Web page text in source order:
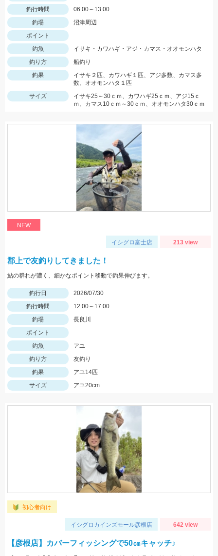
釣行時間
06:00～13:00
釣場
沼津周辺
ポイント
釣魚
イサキ・カワハギ・アジ・カマス・オオモンハタ
釣り方
船釣り
釣果
イサキ２匹、カワハギ１匹、アジ多数、カマス多
数、オオモンハタ１匹
サイズ
イサキ25～30ｃｍ、カワハギ25ｃｍ、アジ15ｃ
ｍ、カマス10ｃｍ～30ｃｍ、オオモンハタ30ｃｍ
NEW
イシグロ富士店 213 view
郡上で友釣りしてきました！
鮎の群れが濃く、細かなポイント移動で釣果伸びます。
釣行日
2026/07/30
釣行時間
12:00～17:00
釣場
長良川
ポイント
釣魚
アユ
釣り方
友釣り
釣果
アユ14匹
サイズ
アユ20cm
初心者向け
イシグロカインズモール彦根店 642 view
【彦根店】カバーフィッシングで50㎝キャッチ♪